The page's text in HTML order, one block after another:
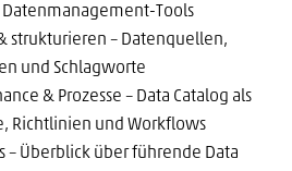
Tools
strukturieren – Datenquellen,
und Schlagworte
& Prozesse – Data Catalog als
Richtlinien und Workflows
– Überblick über führende Data